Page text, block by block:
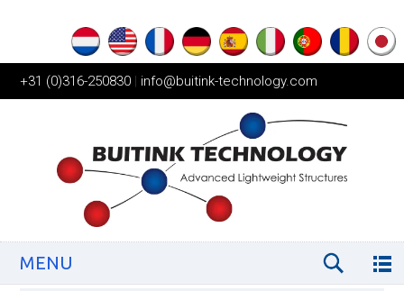
+31 (0)316-250830 | info@buitink-technology.com
MENU